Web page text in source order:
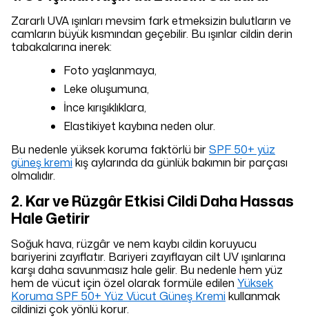
Zararlı UVA ışınları mevsim fark etmeksizin bulutların ve
camların büyük kısmından geçebilir. Bu ışınlar cildin derin
tabakalarına inerek:
Foto yaşlanmaya,
Leke oluşumuna,
İnce kırışıklıklara,
Elastikiyet kaybına neden olur.
Bu nedenle yüksek koruma faktörlü birSPF 50+ yüz
güneş kremi kış aylarında da günlük bakımın bir parçası
olmalıdır.
2. Kar ve Rüzgâr Etkisi Cildi Daha Hassas
Hale Getirir
Soğuk hava, rüzgâr ve nem kaybı cildin koruyucu
bariyerini zayıflatır. Bariyeri zayıflayan cilt UV ışınlarına
karşı daha savunmasız hale gelir. Bu nedenle hem yüz
hem de vücut için özel olarak formüle edilen Yüksek
Koruma SPF 50+ Yüz Vücut Güneş Kremi kullanmak
cildinizi çok yönlü korur.